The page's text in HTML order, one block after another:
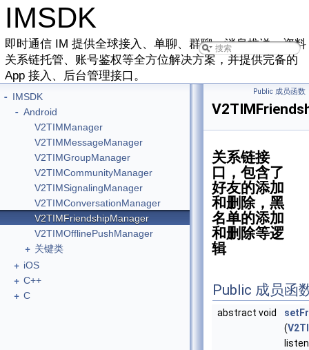
IMSDK
即时通信 IM 提供全球接入、单聊、群聊、消息推送、资料
关系链托管、账号鉴权等全方位解决方案，并提供完备的
App 接入、后台管理接口。
- IMSDK
- Android
V2TIMManager
V2TIMMessageManager
V2TIMGroupManager
V2TIMCommunityManager
V2TIMSignalingManager
V2TIMConversationManager
V2TIMFriendshipManager
V2TIMOfflinePushManager
+ 关键类
+ iOS
+ C++
+ C
Public 成员函数
关系链接
口，包含了
好友的添加
和删除，黑
名单的添加
和删除等逻
辑
Public 成员函
abstract void
(